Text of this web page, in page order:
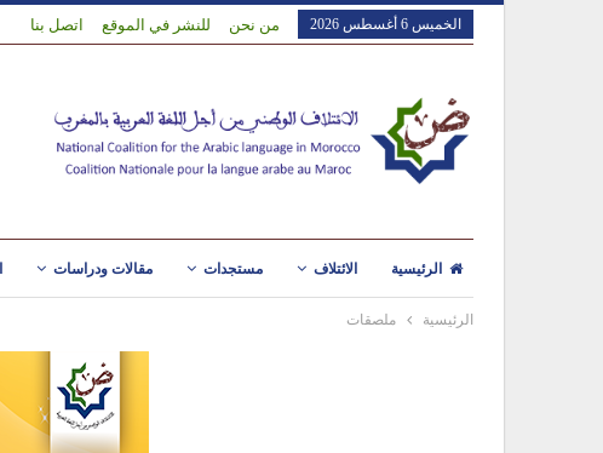
الخميس 6 أغسطس 2026 من نحن للنشر في الموقع اتصل بنا
الرئيسية الائتلاف مستجدات مقالات ودراسات
الرئيسية ملصقات